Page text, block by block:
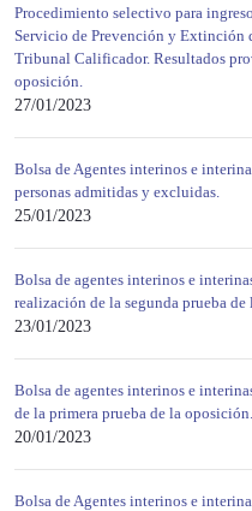
Procedimiento selectivo para
Servicio de Prevención y Extinción
Tribunal Calificador. Resultados
oposición.
27/01/2023
Bolsa de Agentes interinos e
personas admitidas y excluidas.
25/01/2023
Bolsa de agentes interinos e
realización de la segunda prueba de
23/01/2023
Bolsa de agentes interinos e
de la primera prueba de la oposición.
20/01/2023
Bolsa de Agentes interinos e